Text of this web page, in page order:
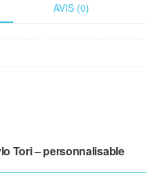
AVIS (0)
Tori – personnalisable